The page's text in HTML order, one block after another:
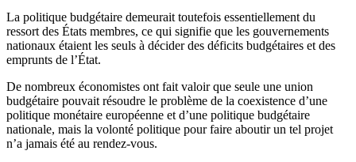
La politique budgétaire demeurait toutefois essentiellement du
ressort des États membres, ce qui signifie que les gouvernements
nationaux étaient les seuls à décider des déficits budgétaires et des
emprunts de l’État.
De nombreux économistes ont fait valoir que seule une union
budgétaire pouvait résoudre le problème de la coexistence d’une
politique monétaire européenne et d’une politique budgétaire
nationale, mais la volonté politique pour faire aboutir un tel projet
n’a jamais été au rendez-vous.